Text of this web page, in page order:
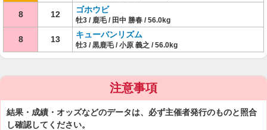
8 12 ゴホウビ
牡3 / 鹿毛 / 田中 勝春 / 56.0kg
8 13 キューバンリズム
牡3 / 黒鹿毛 / 小原 義之 / 56.0kg
注意事項
結果・成績・オッズなどのデータは、必ず主催者発行のものと照合
し確認してください。